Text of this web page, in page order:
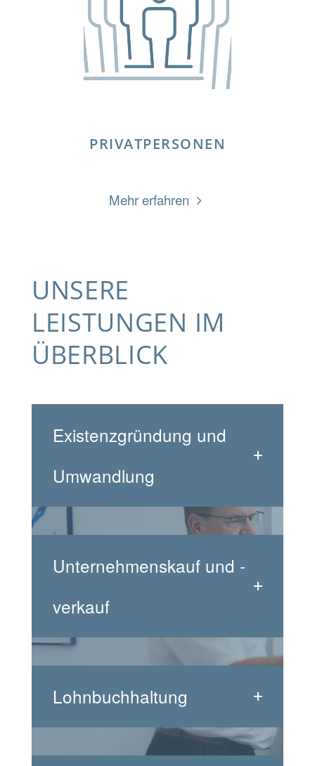
PRIVATPERSONEN
Mehr erfahren „PRIVATPERSONEN
UNSERE
LEISTUNGEN IM
ÜBERBLICK
Existenzgründung und
Umwandlung
Unternehmenskauf und -
verkauf
Lohnbuchhaltung